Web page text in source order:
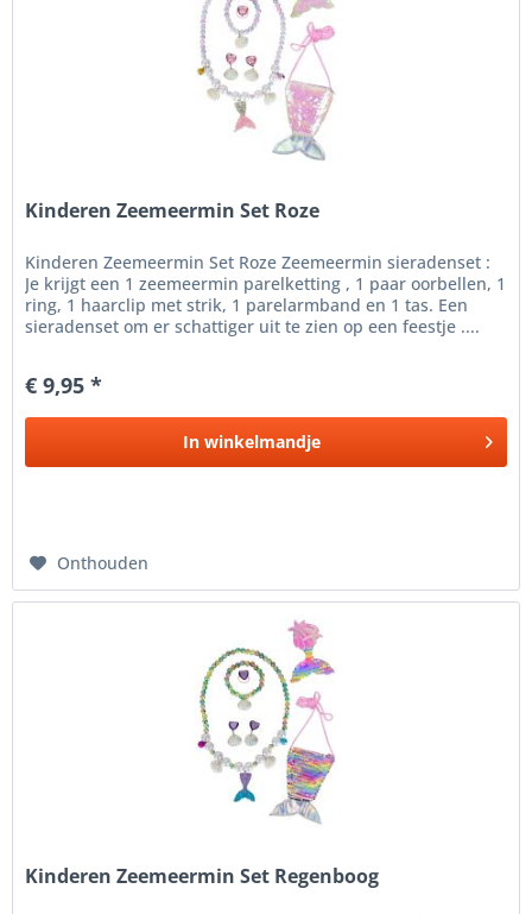
Kinderen Zeemeermin Set Roze
Kinderen Zeemeermin Set Roze Zeemeermin sieradenset :
Je krijgt een 1 zeemeermin parelketting , 1 paar oorbellen, 1
ring, 1 haarclip met strik, 1 parelarmband en 1 tas. Een
sieradenset om er schattiger uit te zien op een feestje ....
€ 9,95 *
In winkelmandje
Onthouden
Kinderen Zeemeermin Set Regenboog